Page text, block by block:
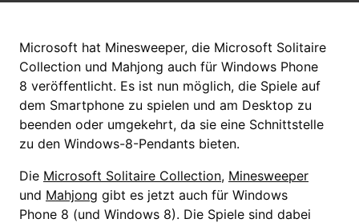
Microsoft hat Minesweeper, die Microsoft Solitaire
Collection und Mahjong auch für Windows Phone
8 veröffentlicht. Es ist nun möglich, die Spiele auf
dem Smartphone zu spielen und am Desktop zu
beenden oder umgekehrt, da sie eine Schnittstelle
zu den Windows-8-Pendants bieten.
Die Microsoft Solitaire Collection, Minesweeper
und Mahjong gibt es jetzt auch für Windows
Phone 8 (und Windows 8). Die Spiele sind dabei